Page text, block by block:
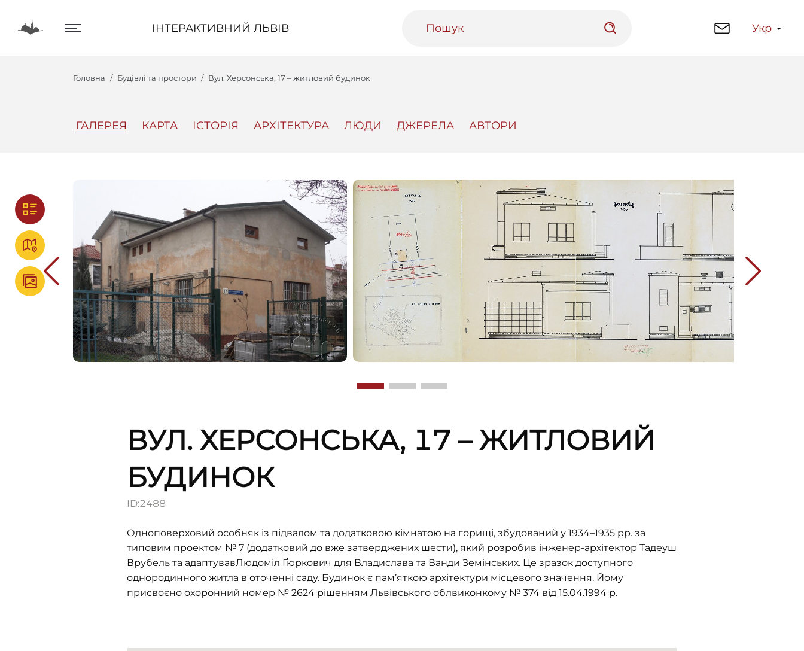
ІНТЕРАКТИВНИЙ ЛЬВІВ Укр
ІНТЕРАКТИВНИЙ ЛЬВІВ
Головна Будівлі та простори Вул. Херсонська, 17 – житловий будинок
ГАЛЕРЕЯ КАРТА ІСТОРІЯ АРХІТЕКТУРА ЛЮДИ ДЖЕРЕЛА АВТОРИ
ВУЛ. ХЕРСОНСЬКА, 17 – ЖИТЛОВИЙ
БУДИНОК
ID:2488
Одноповерховий особняк із підвалом та додатковою кімнатою на горищі, збудований у 1934–1935 рр. за
типовим проектом № 7 (додатковий до вже затверджених шести), який розробив інженер-архітектор Тадеуш
Врубель та адаптувавЛюдоміл Ґюркович для Владислава та Ванди Земінських. Це зразок доступного
однородинного житла в оточенні саду. Будинок є пам’яткою архітектури місцевого значення. Йому
присвоєно охоронний номер № 2624 рішенням Львівського облвиконкому № 374 від 15.04.1994 р.